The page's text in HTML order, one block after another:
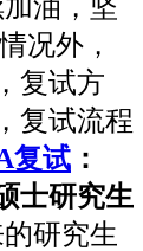
油，坚
况外，
复试方
复试流程
复试 ：
士研究生
研究生